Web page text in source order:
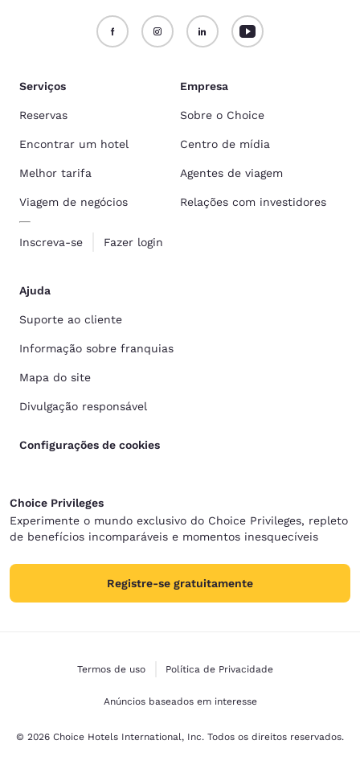
Serviços
Reservas
Encontrar um hotel
Melhor tarifa
Viagem de negócios
Inscreva-se Fazer login
Empresa
Sobre o Choice
Centro de mídia
Agentes de viagem
Relações com investidores
Ajuda
Suporte ao cliente
Informação sobre franquias
Mapa do site
Divulgação responsável
Configurações de cookies
Choice Privileges
Experimente o mundo exclusivo do Choice Privileges, repleto
de benefícios incomparáveis e momentos inesquecíveis
Registre-se gratuitamente
Termos de uso Política de Privacidade
Anúncios baseados em interesse
© 2026 Choice Hotels International, Inc. Todos os direitos reservados.